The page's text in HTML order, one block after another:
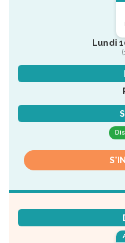
Lundi